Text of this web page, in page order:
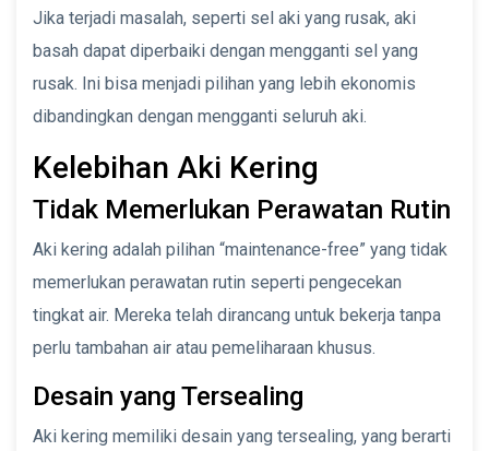
Jika terjadi masalah, seperti sel aki yang rusak, aki
basah dapat diperbaiki dengan mengganti sel yang
rusak. Ini bisa menjadi pilihan yang lebih ekonomis
dibandingkan dengan mengganti seluruh aki.
Kelebihan Aki Kering
Tidak Memerlukan Perawatan Rutin
Aki kering adalah pilihan “maintenance-free” yang tidak
memerlukan perawatan rutin seperti pengecekan
tingkat air. Mereka telah dirancang untuk bekerja tanpa
perlu tambahan air atau pemeliharaan khusus.
Desain yang Tersealing
Aki kering memiliki desain yang tersealing, yang berarti